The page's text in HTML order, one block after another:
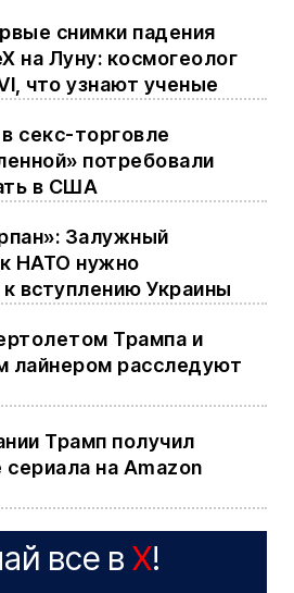
снимки падения
на Луну: космогеолог
что узнают ученые
секс-торговле
потребовали
в США
Залужный
НАТО нужно
к вступлению Украины
Трампа и
лайнером расследуют
Трамп получил
сериала на Amazon
все в X!